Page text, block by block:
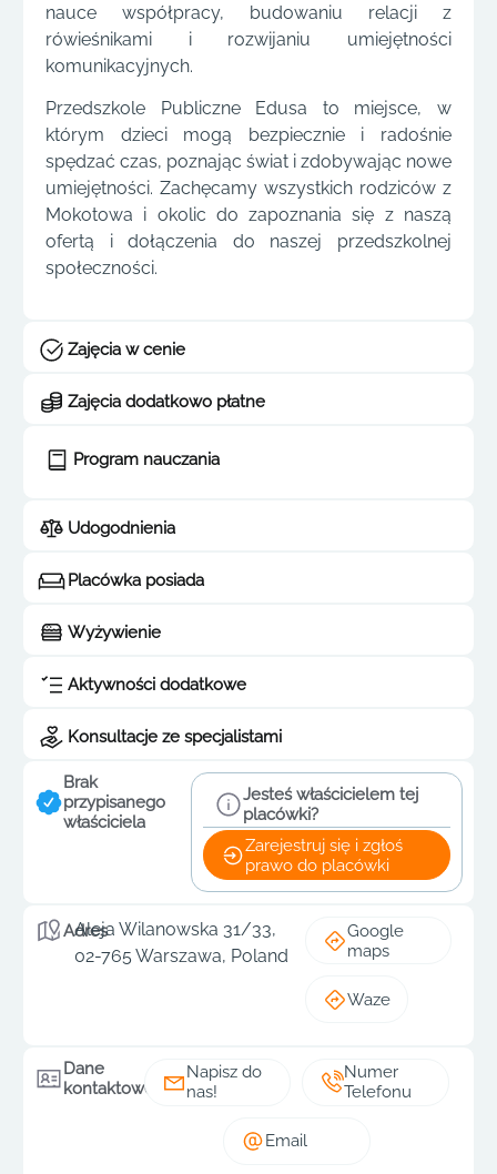
nauce współpracy, budowaniu relacji z
rówieśnikami i rozwijaniu umiejętności
komunikacyjnych.
Przedszkole Publiczne Edusa to miejsce, w
którym dzieci mogą bezpiecznie i radośnie
spędzać czas, poznając świat i zdobywając nowe
umiejętności. Zachęcamy wszystkich rodziców z
Mokotowa i okolic do zapoznania się z naszą
ofertą i dołączenia do naszej przedszkolnej
społeczności.
Zajęcia w cenie
Zajęcia dodatkowo płatne
Program nauczania
Udogodnienia
Placówka posiada
Wyżywienie
Aktywności dodatkowe
Konsultacje ze specjalistami
Brak
przypisanego
właściciela
Jesteś właścicielem tej
placówki?
Zarejestruj się i zgłoś
prawo do placówki
Adres
Aleja Wilanowska 31/33,
02-765 Warszawa, Poland
Google
maps
Waze
Dane
kontaktowe
Napisz do
nas!
Numer
Telefonu
Email